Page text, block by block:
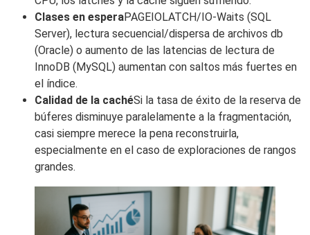
Clases en esperaPAGEIOLATCH/IO-Waits (SQL
Server), lectura secuencial/dispersa de archivos db
(Oracle) o aumento de las latencias de lectura de
InnoDB (MySQL) aumentan con saltos más fuertes en
el índice.
Calidad de la cachéSi la tasa de éxito de la reserva de
búferes disminuye paralelamente a la fragmentación,
casi siempre merece la pena reconstruirla,
especialmente en el caso de exploraciones de rangos
grandes.